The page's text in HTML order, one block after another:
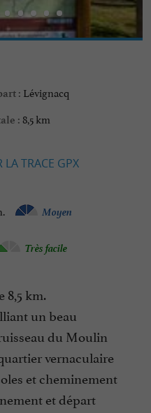
: Lévignacq
: 8,5 km
LA TRACE GPX
Moyen
Très facile
8,5 km.
un beau
du Moulin
vernaculaire
et cheminement
et départ